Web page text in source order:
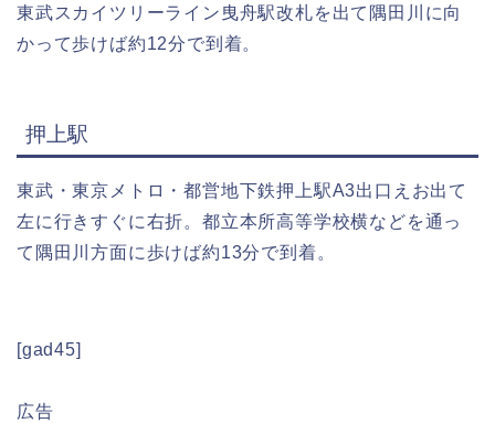
東武スカイツリーライン曳舟駅改札を出て隅田川に向
かって歩けば約12分で到着。
押上駅
東武・東京メトロ・都営地下鉄押上駅A3出口えお出て
左に行きすぐに右折。都立本所高等学校横などを通っ
て隅田川方面に歩けば約13分で到着。
[gad45]
広告